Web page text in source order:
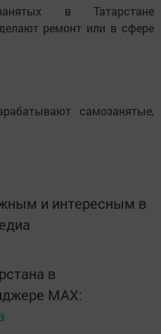
в Татарстане
ремонт или в сфере
самозанятые,
и интересным в
в
MАХ: